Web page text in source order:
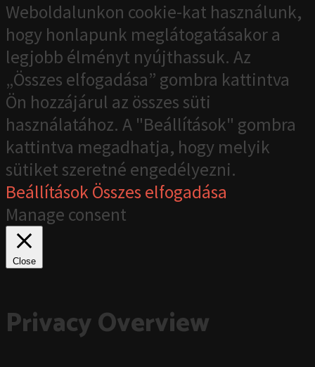
Weboldalunkon cookie-kat használunk,
hogy honlapunk meglátogatásakor a
legjobb élményt nyújthassuk. Az
„Összes elfogadása” gombra kattintva
Ön hozzájárul az összes süti
használatához. A "Beállítások" gombra
kattintva megadhatja, hogy melyik
sütiket szeretné engedélyezni.
BeállításokÖsszes elfogadása
Manage consent
Close
Privacy Overview